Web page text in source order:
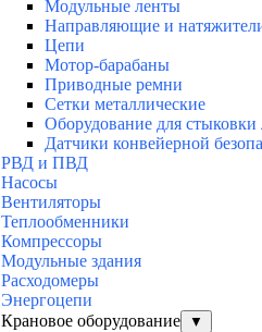
Модульные ленты
Направляющие и
Цепи
Мотор-барабаны
Приводные ремни
Сетки металлические
Оборудование для стыковки
Датчики конвейерной
РВД и ПВД
Насосы
Вентиляторы
Теплообменники
Компрессоры
Модульные здания
Расходомеры
Энергоцепи
Крановое оборудование
▼